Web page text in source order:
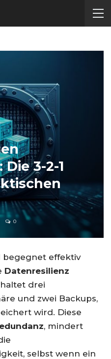
3-2-1
0
begegnet effektiv
Datenresilienz
drei
und zwei Backups,
wird. Diese
, mindert
selbst wenn ein